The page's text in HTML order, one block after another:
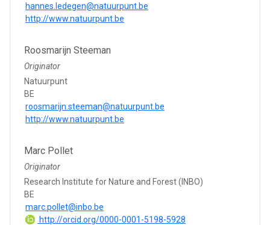
hannes.ledegen@natuurpunt.be
http://www.natuurpunt.be
Roosmarijn Steeman
Originator
Natuurpunt
BE
roosmarijn.steeman@natuurpunt.be
http://www.natuurpunt.be
Marc Pollet
Originator
Research Institute for Nature and Forest (INBO)
BE
marc.pollet@inbo.be
http://orcid.org/0000-0001-5198-5928